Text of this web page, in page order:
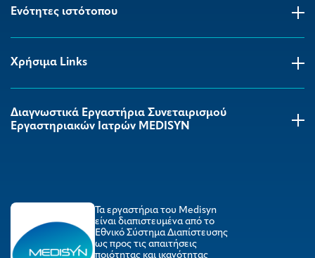
Ενότητες ιστότοπου
Χρήσιμα Links
Διαγνωστικά Εργαστήρια Συνεταιρισμού
Εργαστηριακών Ιατρών MEDISYΝ
Τα εργαστήρια του Medisyn
είναι διαπιστευμένα από το
Εθνικό Σύστημα Διαπίστευσης
ως προς τις απαιτήσεις
ποιότητας και ικανότητας